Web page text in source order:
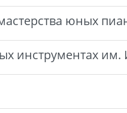
юных
инструментах